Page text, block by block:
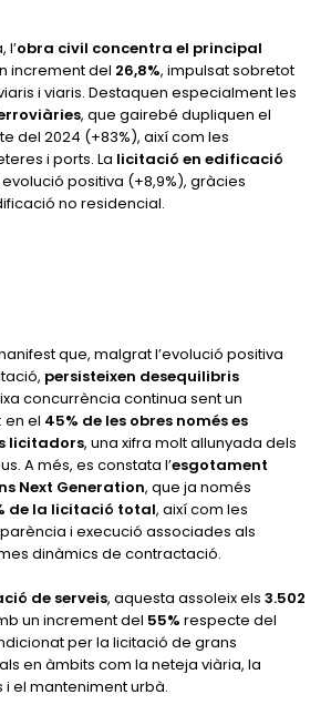
l’obra civil concentra el principal
increment del 26,8%, impulsat sobretot
i viaris. Destaquen especialment les
, que gairebé dupliquen el
del 2024 (+83%), així com les
i ports. La licitació en edificació
positiva (+8,9%), gràcies
no residencial.
que, malgrat l’evolució positiva
persisteixen desequilibris
concurrència continua sent un
en el 45% de les obres només es
licitadors, una xifra molt allunyada dels
A més, es constata l’esgotament
Next Generation, que ja només
de la licitació total, així com les
i execució associades als
dinàmics de contractació.
de serveis, aquesta assoleix els3.502
un increment del 55% respecte del
per la licitació de grans
en àmbits com la neteja viària, la
el manteniment urbà.